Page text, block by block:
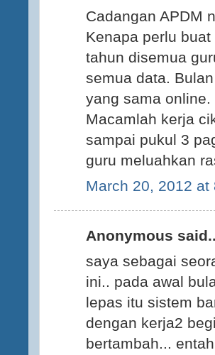
Cadangan APDM
Kenapa perlu
tahun disemua
semua data.
yang sama
Macamlah kerja
sampai pukul 3
guru meluahkan
March 20, 2012 at
Anonymous
saya sebagai
ini.. pada awal
lepas itu sistem
dengan kerja2
bertambah...